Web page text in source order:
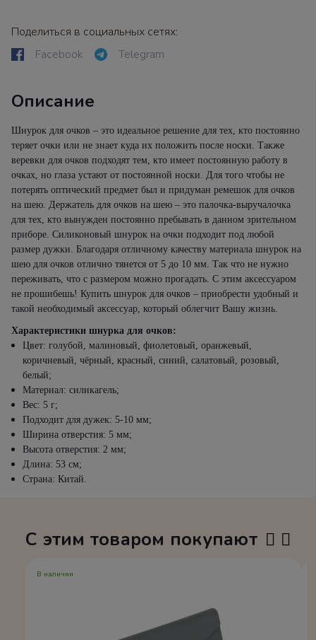
Поделиться в социальных сетях:
Facebook
Telegram
Описание
Шнурок для очков – это идеальное решение для тех, кто постоянно
теряет очки или не знает куда их положить после носки. Также
веревки для очков подходят тем, кто имеет постоянную работу в
очках, но глаза устают от постоянной носки. Для того чтобы не
потерять оптический предмет был и придуман ремешок для очков
на шею. Держатель для очков на шею – это палочка-выручалочка
для тех, кто вынужден постоянно пребывать в данном зрительном
приборе. Силиконовый шнурок на очки подходит под любой
размер дужки. Благодаря отличному качеству материала шнурок на
шею для очков отлично тянется от 5 до 10 мм. Так что не нужно
переживать, что с размером можно прогадать. С этим аксессуаром
не прошибешь! Купить шнурок для очков – приобрести удобный и
такой необходимый аксессуар, который облегчит Вашу жизнь.
Характеристики шнурка для очков:
Цвет: голубой, малиновый, фиолетовый, оранжевый,
коричневый, чёрный, красный, синий, салатовый, розовый,
белый;
Материал: силикагель;
Вес: 5 г;
Подходит для дужек: 5-10 мм;
Ширина отверстия: 5 мм;
Высота отверстия: 2 мм;
Длина: 53 см;
Страна: Китай.
С этим товаром покупают
В наличии